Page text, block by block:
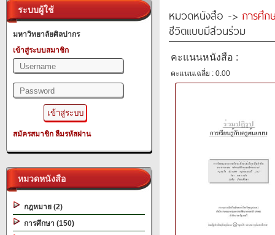
ระบบผู้ใช้
มหาวิทยาลัยศิลปากร
เข้าสู่ระบบสมาชิก
สมัครสมาชิก ลืมรหัสผ่าน
หมวดหนังสือ
กฎหมาย (2)
การศึกษา (150)
หมวดหนังสือ -> การศึก
ชีวิตแบบมีส่วนร่วม
คะแนนหนังสือ :
คะแนนเฉลี่ย : 0.00